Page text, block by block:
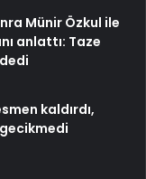
Münir Özkul ile
anlattı: Taze
kaldırdı,